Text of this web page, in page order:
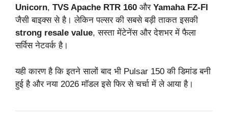
Unicorn, TVS Apache RTR 160 और Yamaha FZ-FI
जैसी बाइक्स से है। लेकिन पल्सर की सबसे बड़ी ताकत इसकी
strong resale value, सस्ता मेंटेनेंस और देशभर में फैला
सर्विस नेटवर्क है।
यही कारण है कि इतने सालों बाद भी Pulsar 150 की डिमांड बनी
हुई है और नया 2026 मॉडल इसे फिर से चर्चा में ले आया है।